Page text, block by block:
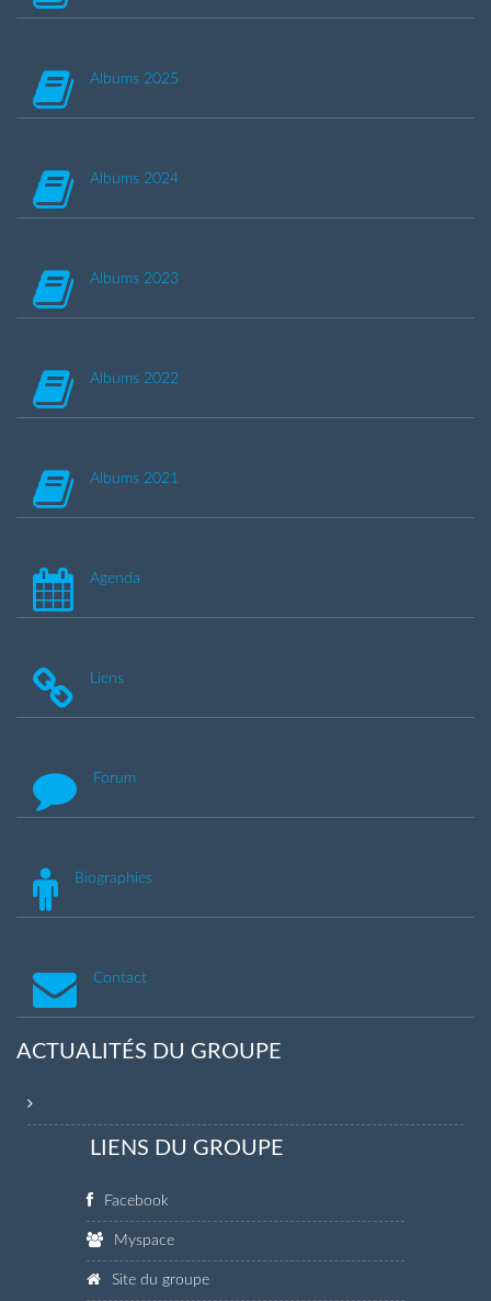
Albums 2025
Albums 2024
Albums 2023
Albums 2022
Albums 2021
Agenda
Liens
Forum
Biographies
Contact
ACTUALITÉS DU GROUPE
LIENS DU GROUPE
Facebook
Myspace
Site du groupe